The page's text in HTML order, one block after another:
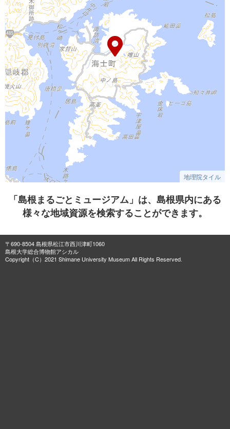
地理院タイル
「島根まるごとミュージアム」は、島根県内にある
様々な地域資源を検索することができます。
〒690-8504 島根県松江市西川津町1060
島根大学総合博物館アシカル
Copyright（C）2021 Shimane University Museum All Rights Reserved.